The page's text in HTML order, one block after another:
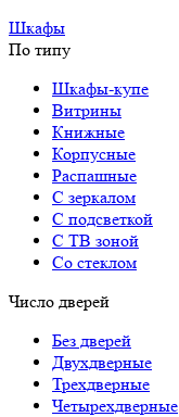
Шкафы
По типу
Шкафы-купе
Витрины
Книжные
Корпусные
Распашные
С зеркалом
С подсветкой
С ТВ зоной
Со стеклом
Число дверей
Без дверей
Двухдверные
Трехдверные
Четырехдверные